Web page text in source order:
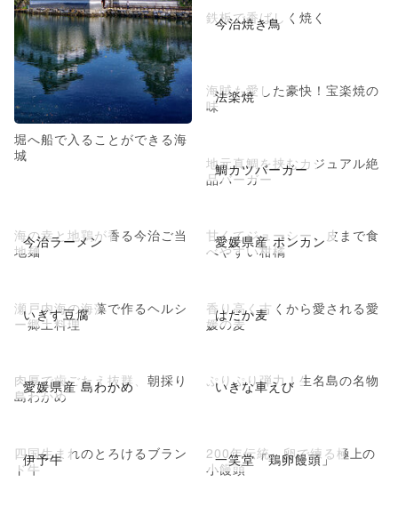
堀へ船で入ることができる海
城
今治焼き鳥
鉄板で香ばしく焼く
法楽焼
海賊も愛した豪快！宝楽焼の
味
鯛カツバーガー
地元真鯛を挟むカジュアル絶
品バーガー
今治ラーメン
海の幸と地鶏が香る今治ご当
地麺
愛媛県産 ポンカン
甘くてジューシー、皮まで食
べやすい柑橘
いぎす豆腐
瀬戸内海の海藻で作るヘルシ
ー郷土料理
はだか麦
香り高く古くから愛される愛
媛の麦
愛媛県産 島わかめ
肉厚で歯ごたえ抜群、朝採り
島わかめ
いきな車えび
ぷりぷり弾力！生名島の名物
伊予牛
四国生まれのとろけるブラン
ド牛
一笑堂「鶏卵饅頭」
200年伝統、卵で練る極上の
小饅頭